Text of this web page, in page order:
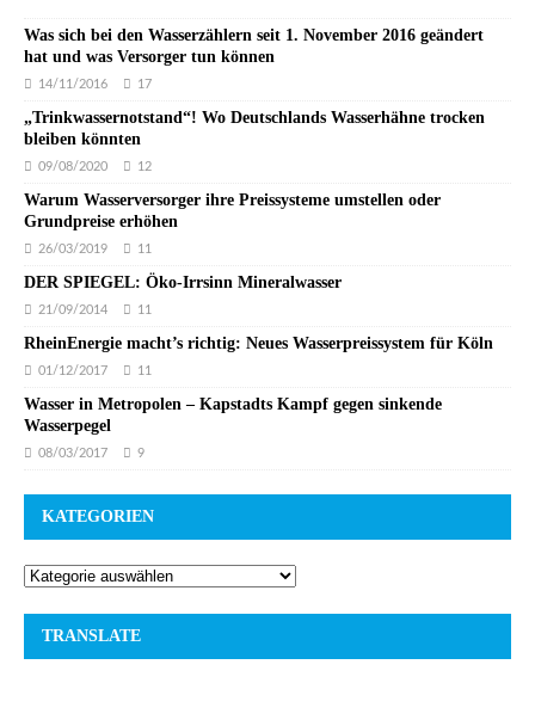
Was sich bei den Wasserzählern seit 1. November 2016 geändert
hat und was Versorger tun können
14/11/2016 17
„Trinkwassernotstand“! Wo Deutschlands Wasserhähne trocken
bleiben könnten
09/08/2020 12
Warum Wasserversorger ihre Preissysteme umstellen oder
Grundpreise erhöhen
26/03/2019 11
DER SPIEGEL: Öko-Irrsinn Mineralwasser
21/09/2014 11
RheinEnergie macht’s richtig: Neues Wasserpreissystem für Köln
01/12/2017 11
Wasser in Metropolen – Kapstadts Kampf gegen sinkende
Wasserpegel
08/03/2017 9
KATEGORIEN
TRANSLATE